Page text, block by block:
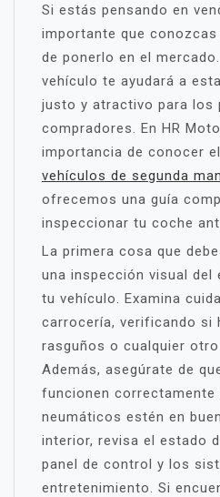
Si estás pensando en
importante que
de ponerlo en el
vehículo te ayudará a
justo y atractivo para los
compradores. En HR
importancia de conocer
vehículos de segunda
ofrecemos una guía
inspeccionar tu coche
La primera cosa que
una inspección visual del
tu vehículo. Examina
carrocería, verificando si
rasguños o cualquier
Además, asegúrate de
funcionen correctamente
neumáticos estén en
interior, revisa el estado
panel de control y los
entretenimiento. Si